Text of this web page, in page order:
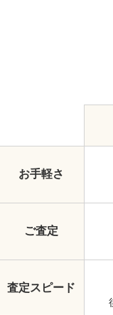
お手軽さ
ご査定
査定スピード